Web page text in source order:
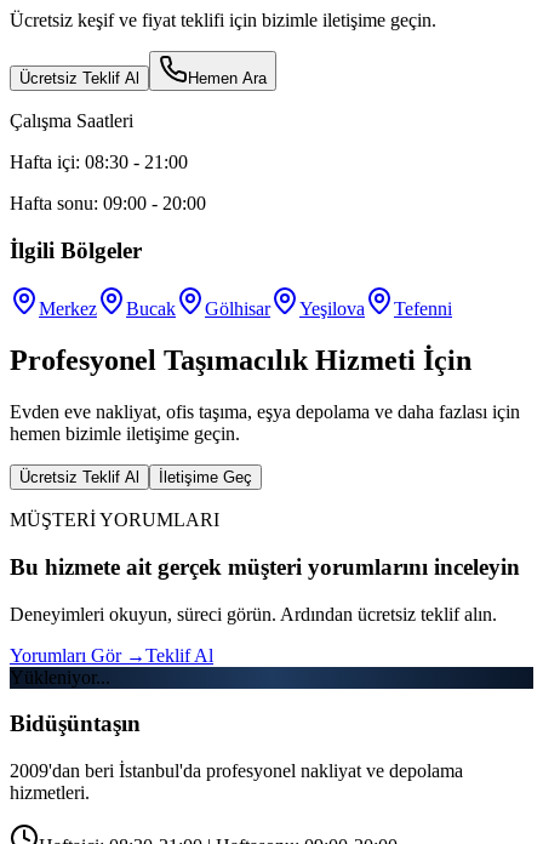
Ücretsiz keşif ve fiyat teklifi için bizimle iletişime geçin.
Ücretsiz Teklif Al Hemen Ara
Çalışma Saatleri
Hafta içi: 08:30 - 21:00
Hafta sonu: 09:00 - 20:00
İlgili Bölgeler
Merkez Bucak Gölhisar Yeşilova Tefenni
Profesyonel Taşımacılık Hizmeti İçin
Evden eve nakliyat, ofis taşıma, eşya depolama ve daha fazlası için
hemen bizimle iletişime geçin.
Ücretsiz Teklif Al İletişime Geç
MÜŞTERİ YORUMLARI
Bu hizmete ait gerçek müşteri yorumlarını inceleyin
Deneyimleri okuyun, süreci görün. Ardından ücretsiz teklif alın.
Yorumları Gör →Teklif Al
Yükleniyor...
Bidüşüntaşın
2009'dan beri İstanbul'da profesyonel nakliyat ve depolama
hizmetleri.